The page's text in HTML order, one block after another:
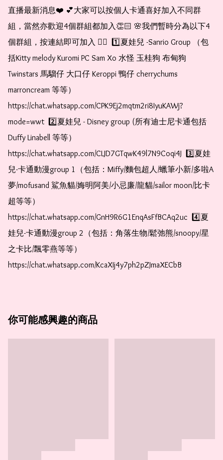
直播最新消息❤️ 💕大家可以按個人卡通喜好加入不同群
組，當然亦歡迎4個群組都加入👏🏻 🌸我們暫時分為以下4
個群組，按連結即可加入 👇🏻  1️⃣夏娃兒 -Sanrio Group （包
括Kitty melody Kuromi PC Sam Xo 水怪 玉桂狗 布甸狗
Twinstars 馬騮仔 大口仔 Keroppi 鴨仔 cherrychums
marroncream 等等）
https://chat.whatsapp.com/CPK9Ej2mqtm2ri8IyuKAWj?
mode=wwt  2️⃣夏娃兒 - Disney group (所有迪士尼卡通包括
Duffy Linabell 等等）
https://chat.whatsapp.com/CLJD7GTqwK49l7N9Coqi4J  3️⃣夏娃
兒-卡通動漫group 1（包括：Miffy/麵包超人/蠟筆小新/多啦A
夢/mofusand 鯊魚貓/娒明阿美/小忌廉/龍貓/sailor moon/比卡
超等等）
https://chat.whatsapp.com/GnH9R6G1EnqAsFfBCAq2uc  4️⃣夏
娃兒-卡通動漫group 2（包括：角落生物/鬆弛熊/snoopy/星
之卡比/飄零燕等等）
https://chat.whatsapp.com/KcaXIj4y7ph2pZJmaXECbB
你可能感興趣的商品